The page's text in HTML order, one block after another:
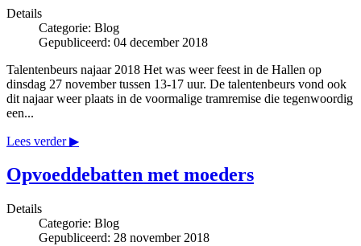
Details
Categorie: Blog
Gepubliceerd: 04 december 2018
Talentenbeurs najaar 2018 Het was weer feest in de Hallen op
dinsdag 27 november tussen 13-17 uur. De talentenbeurs vond ook
dit najaar weer plaats in de voormalige tramremise die tegenwoordig
een...
Lees verder ▶
Opvoeddebatten met moeders
Details
Categorie: Blog
Gepubliceerd: 28 november 2018